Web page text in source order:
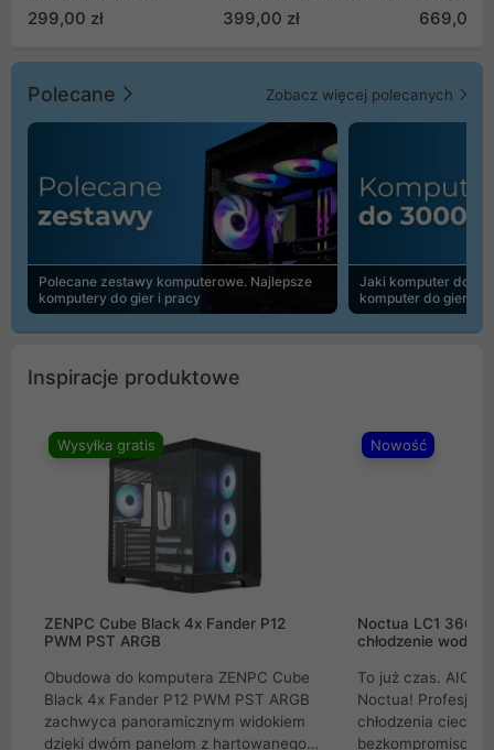
299,00 zł 399,00 zł 669,00
Polecane Zobacz więcej polecanych
Polecane zestawy komputerowe. Najlepsze
komputery do gier i pracy
Jaki komputer do
komputer do gier |
Inspiracje produktowe
Wysyłka gratis
ZENPC Cube Black 4x Fander P12
PWM PST ARGB
Obudowa do komputera ZENPC Cube
Black 4x Fander P12 PWM PST ARGB
zachwyca panoramicznym widokiem
dzięki dwóm panelom z hartowanego
Nowość
Noctua LC1
chłodzenie wodne
To już czas. AIO
Noctua!
chłodzenia cieczą